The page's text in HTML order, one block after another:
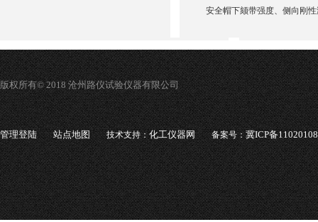
安全帽下颏带强度、侧向刚
版权所有© 2018 沧州路仪试验仪器有限公司
管理登陆 站点地图 技术支持：化工仪器网 备案号：冀ICP备